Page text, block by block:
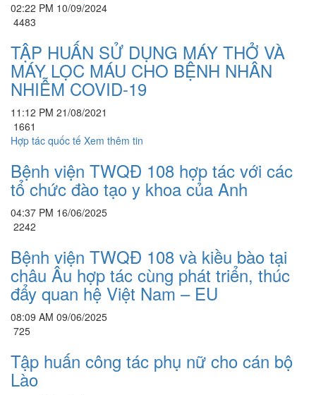
02:22 PM 10/09/2024
4483
TẬP HUẤN SỬ DỤNG MÁY THỞ VÀ
MÁY LỌC MÁU CHO BỆNH NHÂN
NHIỄM COVID-19
11:12 PM 21/08/2021
1661
Hợp tác quốc tế Xem thêm tin
Bệnh viện TWQĐ 108 hợp tác với các
tổ chức đào tạo y khoa của Anh
04:37 PM 16/06/2025
2242
Bệnh viện TWQĐ 108 và kiều bào tại
châu Âu hợp tác cùng phát triển, thúc
đẩy quan hệ Việt Nam – EU
08:09 AM 09/06/2025
725
Tập huấn công tác phụ nữ cho cán bộ
Lào